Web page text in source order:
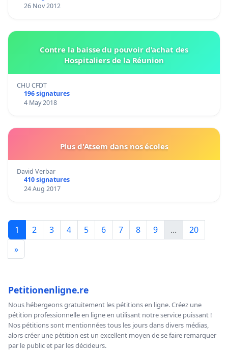
26 Nov 2012
Contre la baisse du pouvoir d'achat des
Hospitaliers de la Réunion
CHU CFDT
196 signatures
4 May 2018
Plus d'Atsem dans nos écoles
David Verbar
410 signatures
24 Aug 2017
1 2 3 4 5 6 7 8 9 ...
20
»
Petitionenligne.re
Nous hébergeons gratuitement les pétitions en ligne. Créez une
pétition professionnelle en ligne en utilisant notre service puissant !
Nos pétitions sont mentionnées tous les jours dans divers médias,
alors créer une pétition est un excellent moyen de se faire remarquer
par le public et par les décideurs.